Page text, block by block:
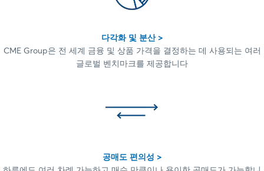
다각화 및 분산 >
CME Group은 전 세계 금융 및 상품 가격을 결정하는 데 사용되는 여러
글로벌 벤치마크를 제공합니다
공매도 편의성 >